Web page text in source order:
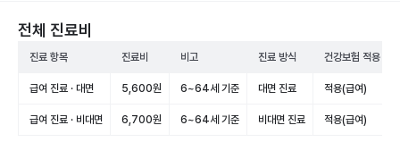
전체 진료비
진료 항목 진료비 비고 진료 방식 건강보험 적용
급여 진료 · 대면 5,600원 6~64세 기준 대면 진료 적용(급여)
급여 진료 · 비대면 6,700원 6~64세 기준 비대면 진료 적용(급여)